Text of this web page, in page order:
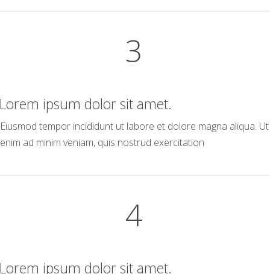
3
ipsum dolor sit amet.
Eiusmod tempor incididunt ut labore et dolore magna aliqua. Ut
enim ad minim veniam, quis nostrud exercitation
4
ipsum dolor sit amet.